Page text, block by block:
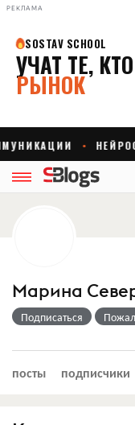
РЕКЛАМА
Марина
Подписаться
посты подписчики